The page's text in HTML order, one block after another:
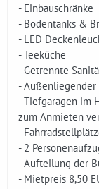
- Einbauschränke
- Bodentanks &
- LED
- Teeküche
- Getrennte
- Außenliegender
- Tiefgaragen im
zum Anmieten
-
- 2
- Aufteilung der
- Mietpreis 8,50